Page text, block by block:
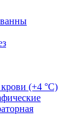
(+4 °С)